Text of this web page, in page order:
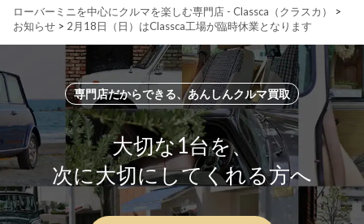
ローバーミニを中心にクルマを楽しむ専門店 - Classca（クラスカ）
>
お知らせ > 2月18日（日）はClassca工場が臨時休業となります
専門店だからできる、あんしんクルマ買取
大切な1台を、
次に大切にしてくれる方へ